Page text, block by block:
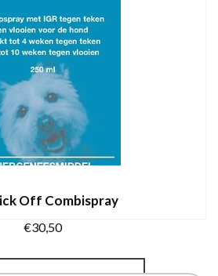
Off Combispray
€30,50